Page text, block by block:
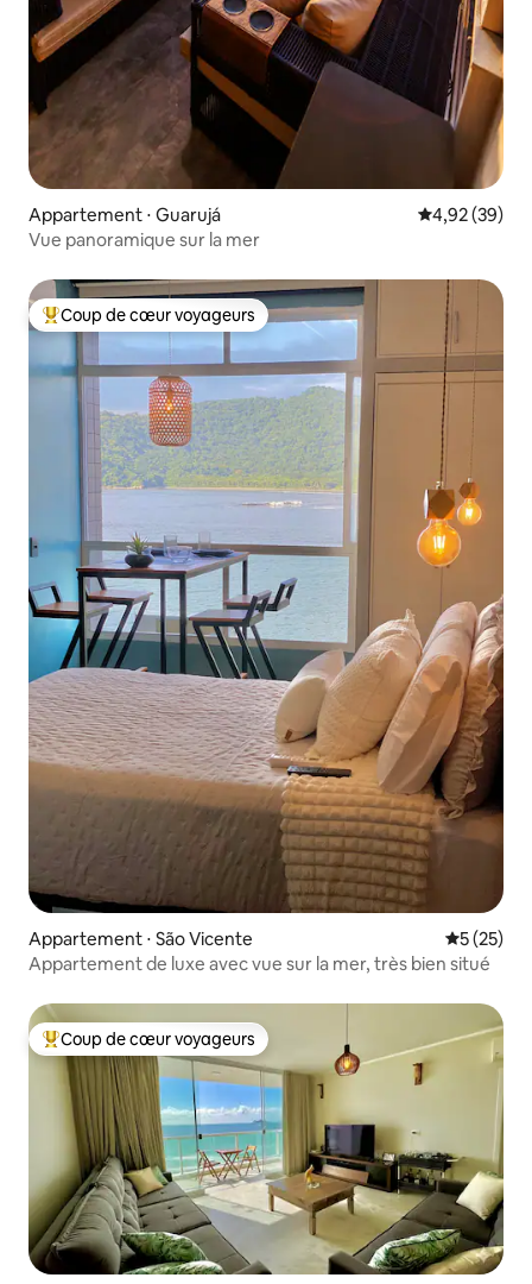
Appartement ⋅ Guarujá Évaluation
4,92 (39)
Vue panoramique sur la mer
Coups de cœur voyageurs les plus appréciés
Coup de cœur voyageurs
Appartement ⋅ São Vicente
5 (25)
Appartement de luxe avec vue sur la mer, très bien situé
Coups de cœur voyageurs les plus appréciés
Coup de cœur voyageurs